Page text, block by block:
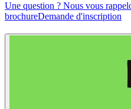
Une question ? Nous vous
brochureDemande d'inscription